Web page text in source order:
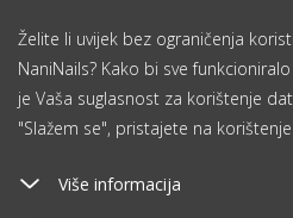
Želite li uvijek bez ograničenja
NaniNails? Kako bi sve
je Vaša suglasnost za korištenje
"Slažem se", pristajete na
Više informacija